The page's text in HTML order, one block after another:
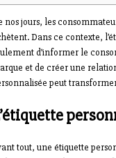
nos jours, les
Dans ce contexte,
d’informer le
et de créer une
peut
tout, une étiquette